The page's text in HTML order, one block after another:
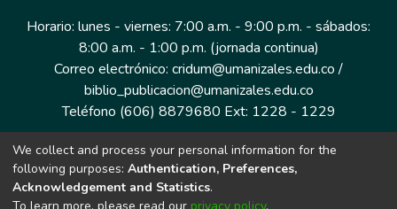
Horario: lunes - viernes: 7:00 a.m. - 9:00 p.m. - sábados:
8:00 a.m. - 1:00 p.m. (jornada continua)
Correo electrónico: cridum@umanizales.edu.co /
biblio_publicacion@umanizales.edu.co
Teléfono (606) 8879680 Ext: 1228 - 1229
Dirección: Cra 9 a # 19-03 Edificio histórico, piso 1
Manizales, Caldas
Colombia.
We collect and process your personal information for the
following purposes: Authentication, Preferences,
Acknowledgement and Statistics.